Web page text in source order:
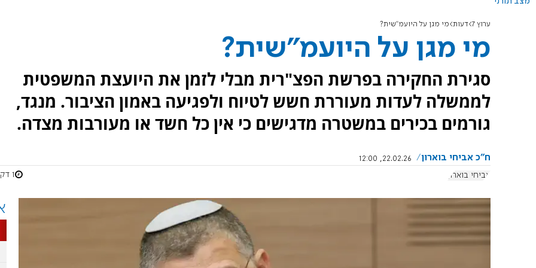
ערוץ 7 דעות מי מגן על היועמ"שית?
מי מגן על היועמ"שית?
סגירת החקירה בפרשת הפצ"רית מבלי לזמן את היועצת המשפטית
לממשלה לעדות מעוררת חשש לטיוח ולפגיעה באמון הציבור. מנגד,
גורמים בכירים במשטרה מדגישים כי אין כל חשד או מעורבות מצדה.
ח"כ אביחי בוארון
22.02.26, 12:00
אביחי בוארון
1 דקות